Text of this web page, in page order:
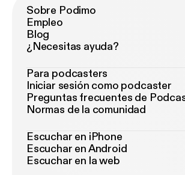
Sobre Podimo
Empleo
Blog
¿Necesitas ayuda?
Para podcasters
Iniciar sesión como podcaster
Preguntas frecuentes de
Normas de la comunidad
Escuchar en iPhone
Escuchar en Android
Escuchar en la web